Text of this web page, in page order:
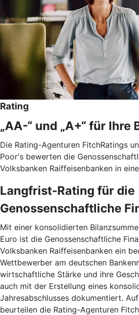
Rating
„AA-“ und „A+“ für Ihre
Die Rating-Agenturen FitchRatings
Poor's bewerten die
Volksbanken Raiffeisenbanken in
Langfrist-Rating für die
Genossenschaftliche
Mit einer konsolidierten
Euro ist die Genossenschaftliche
Volksbanken Raiffeisenbanken ein
Wettbewerber am deutschen
wirtschaftliche Stärke und ihre
auch mit der Erstellung eines
Jahresabschlusses dokumentiert.
beurteilen die Rating-Agenturen